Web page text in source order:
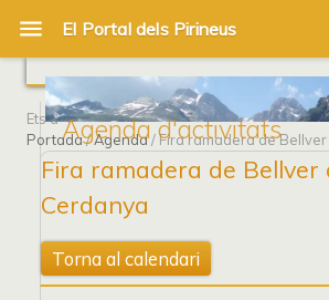
Agenda d'activitats
Ets a
Portada/Agenda/ Fira ramadera de
Fira ramadera de Bellver
Cerdanya
Torna al calendari